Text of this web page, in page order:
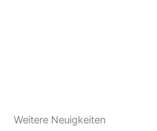
Weitere Neuigkeiten